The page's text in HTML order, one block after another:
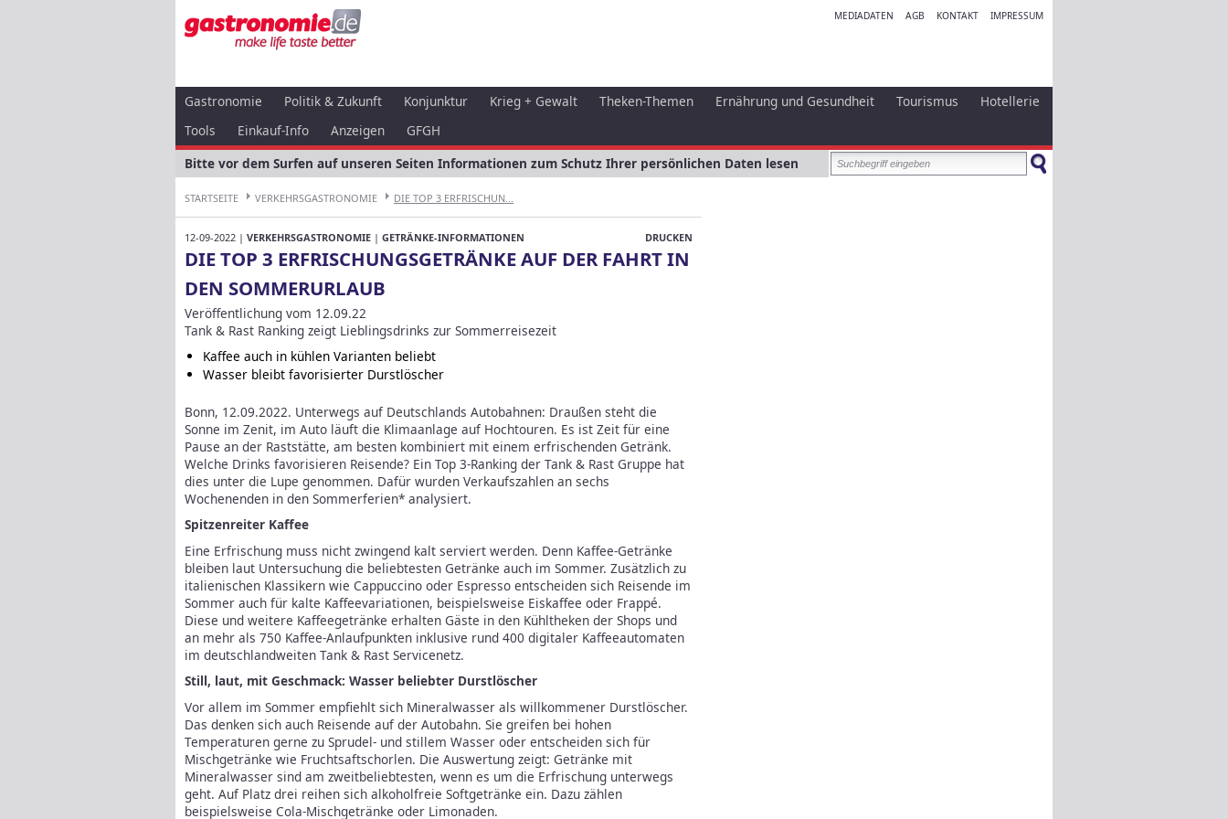
MEDIADATEN AGB KONTAKT IMPRESSUM
Gastronomie Politik & Zukunft Konjunktur Krieg + Gewalt Theken-Themen Ernährung und Gesundheit Tourismus
Hotellerie
Tools
Einkauf-Info Anzeigen
GFGH
Bitte vor dem Surfen auf unseren Seiten Informationen zum Schutz Ihrer persönlichen Daten lesen
STARTSEITE VERKEHRSGASTRONOMIE DIE TOP 3 ERFRISCHUN...
DRUCKEN
12-09-2022 | VERKEHRSGASTRONOMIE | GETRÄNKE-INFORMATIONEN
DIE TOP 3 ERFRISCHUNGSGETRÄNKE AUF DER FAHRT IN
DEN SOMMERURLAUB
Veröffentlichung vom 12.09.22
Tank & Rast Ranking zeigt Lieblingsdrinks zur Sommerreisezeit
Kaffee auch in kühlen Varianten beliebt
Wasser bleibt favorisierter Durstlöscher
Bonn, 12.09.2022. Unterwegs auf Deutschlands Autobahnen: Draußen steht die
Sonne im Zenit, im Auto läuft die Klimaanlage auf Hochtouren. Es ist Zeit für eine
Pause an der Raststätte, am besten kombiniert mit einem erfrischenden Getränk.
Welche Drinks favorisieren Reisende? Ein Top 3-Ranking der Tank & Rast Gruppe hat
dies unter die Lupe genommen. Dafür wurden Verkaufszahlen an sechs
Wochenenden in den Sommerferien* analysiert.
Spitzenreiter Kaffee
Eine Erfrischung muss nicht zwingend kalt serviert werden. Denn Kaffee-Getränke
bleiben laut Untersuchung die beliebtesten Getränke auch im Sommer. Zusätzlich zu
italienischen Klassikern wie Cappuccino oder Espresso entscheiden sich Reisende im
Sommer auch für kalte Kaffeevariationen, beispielsweise Eiskaffee oder Frappé.
Diese und weitere Kaffeegetränke erhalten Gäste in den Kühltheken der Shops und
an mehr als 750 Kaffee-Anlaufpunkten inklusive rund 400 digitaler Kaffeeautomaten
im deutschlandweiten Tank & Rast Servicenetz.
Still, laut, mit Geschmack: Wasser beliebter Durstlöscher
Vor allem im Sommer empfiehlt sich Mineralwasser als willkommener Durstlöscher.
Das denken sich auch Reisende auf der Autobahn. Sie greifen bei hohen
Temperaturen gerne zu Sprudel- und stillem Wasser oder entscheiden sich für
Mischgetränke wie Fruchtsaftschorlen. Die Auswertung zeigt: Getränke mit
Mineralwasser sind am zweitbeliebtesten, wenn es um die Erfrischung unterwegs
geht. Auf Platz drei reihen sich alkoholfreie Softgetränke ein. Dazu zählen
beispielsweise Cola-Mischgetränke oder Limonaden.